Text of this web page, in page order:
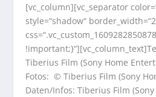
[vc_column][vc_separator
style=“shadow“
Tiberius Film (Sony Home
Fotos: © Tiberius Film (Sony
Daten/Infos: Tiberius Film (Sony